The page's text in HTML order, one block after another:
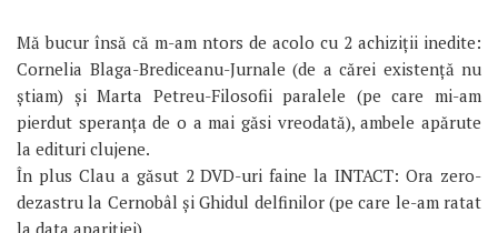
Mă bucur însă că m-am ntors de acolo cu 2 achiziții inedite:
Cornelia Blaga-Brediceanu-Jurnale (de a cărei existență nu
știam) și Marta Petreu-Filosofii paralele (pe care mi-am
pierdut speranța de o a mai găsi vreodată), ambele apărute
la edituri clujene.
În plus Clau a găsut 2 DVD-uri faine la INTACT: Ora zero-
dezastru la Cernobâl și Ghidul delfinilor (pe care le-am ratat
la data apariției).